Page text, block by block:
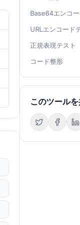
Base64エンコ
URLエンコード
正規表現テスト
コード整形
このツール